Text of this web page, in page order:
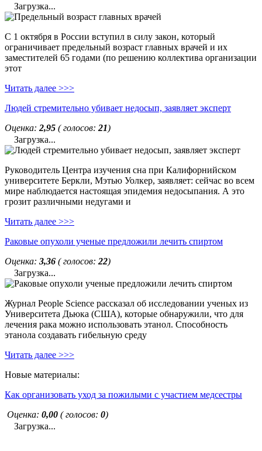
Загрузка...
С 1 октября в России вступил в силу закон, который
ограничивает предельный возраст главных врачей и их
заместителей 65 годами (по решению коллектива организации
этот
Читать далее >>>
Людей стремительно убивает недосып, заявляет эксперт
Оценка: 2,95 ( голосов: 21)
Загрузка...
Руководитель Центра изучения сна при Калифорнийском
университете Беркли, Мэтью Уолкер, заявляет: сейчас во всем
мире наблюдается настоящая эпидемия недосыпания. А это
грозит различными недугами и
Читать далее >>>
Раковые опухоли ученые предложили лечить спиртом
Оценка: 3,36 ( голосов: 22)
Загрузка...
Журнал People Science рассказал об исследовании ученых из
Университета Дьюка (США), которые обнаружили, что для
лечения рака можно использовать этанол. Способность
этанола создавать гибельную среду
Читать далее >>>
Новые материалы:
Как организовать уход за пожилыми с участием медсестры
Оценка: 0,00 ( голосов: 0)
Загрузка...